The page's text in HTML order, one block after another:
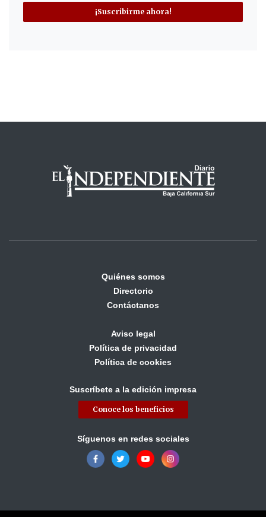
¡Suscribirme ahora!
Quiénes somos
Directorio
Contáctanos
Aviso legal
Política de privacidad
Política de cookies
Suscríbete a la edición impresa
Conoce los beneficios
Síguenos en redes sociales